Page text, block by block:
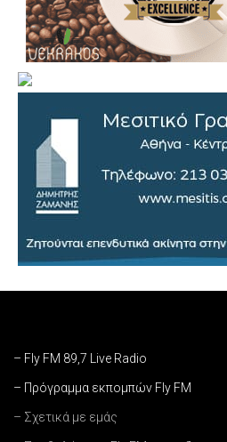
– Fly FM 89,7 Live Radio
– Πρόγραμμα εκπομπών Fly FM
– Σχετικά με εμάς